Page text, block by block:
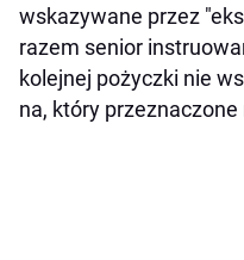
wskazywane przez
razem senior
kolejnej pożyczki nie
na, który